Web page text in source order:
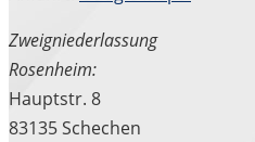
Zweigniederlassung
Rosenheim:
Hauptstr. 8
83135 Schechen